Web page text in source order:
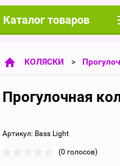
КОЛЯСКИ
Прогулочная
Артикул: Bass Light
(0 голосов)
Каталог товаров